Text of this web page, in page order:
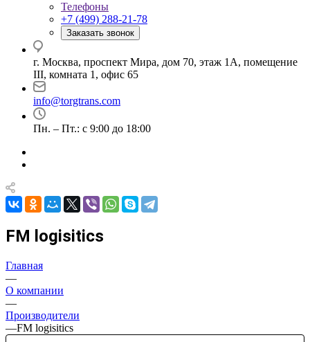
Телефоны
+7 (499) 288-21-78
Заказать звонок
г. Москва, проспект Мира, дом 70, этаж 1А, помещение
III, комната 1, офис 65
info@torgtrans.com
Пн. – Пт.: с 9:00 до 18:00
FM logisitics
Главная
—
О компании
—
Производители
—FM logisitics